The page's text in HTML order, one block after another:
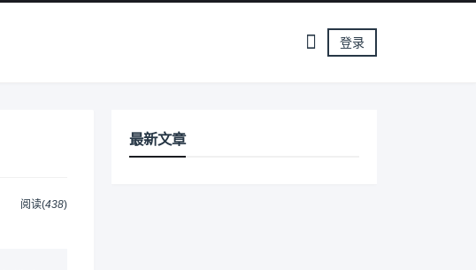
登录
阅读(438)
最新文章